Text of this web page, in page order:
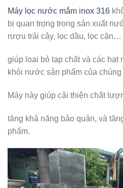
Máy lọc nước mắm inox 316
bị quan trọng trong sản xuất
rượu trái cây, lọc dầu, lọc cặn…
giúp loại bỏ tạp chất và các hạt
khỏi nước sản phẩm của chúng
Máy này giúp cải thiện chất
tăng khả năng bảo quản, và
phẩm.